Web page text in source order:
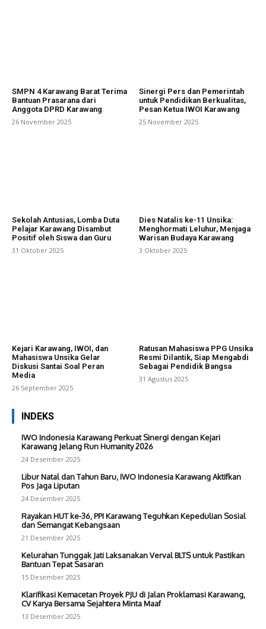
SMPN 4 Karawang Barat Terima
Bantuan Prasarana dari
Anggota DPRD Karawang
26 November 2025
Sinergi Pers dan Pemerintah
untuk Pendidikan Berkualitas,
Pesan Ketua IWOI Karawang
25 November 2025
Sekolah Antusias, Lomba Duta
Pelajar Karawang Disambut
Positif oleh Siswa dan Guru
31 Oktober 2025
Dies Natalis ke-11 Unsika:
Menghormati Leluhur, Menjaga
Warisan Budaya Karawang
3 Oktober 2025
Kejari Karawang, IWOI, dan
Mahasiswa Unsika Gelar
Diskusi Santai Soal Peran
Media
26 September 2025
Ratusan Mahasiswa PPG Unsika
Resmi Dilantik, Siap Mengabdi
Sebagai Pendidik Bangsa
31 Agustus 2025
INDEKS
IWO Indonesia Karawang Perkuat Sinergi dengan Kejari
Karawang Jelang Run Humanity 2026
24 Desember 2025
Libur Natal dan Tahun Baru, IWO Indonesia Karawang Aktifkan
Pos Jaga Liputan
24 Desember 2025
Rayakan HUT ke-36, PPI Karawang Teguhkan Kepedulian Sosial
dan Semangat Kebangsaan
21 Desember 2025
Kelurahan Tunggak Jati Laksanakan Verval BLTS untuk Pastikan
Bantuan Tepat Sasaran
15 Desember 2025
Klarifikasi Kemacetan Proyek PJU di Jalan Proklamasi Karawang,
CV Karya Bersama Sejahtera Minta Maaf
13 Desember 2025